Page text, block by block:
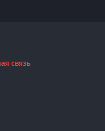
связь